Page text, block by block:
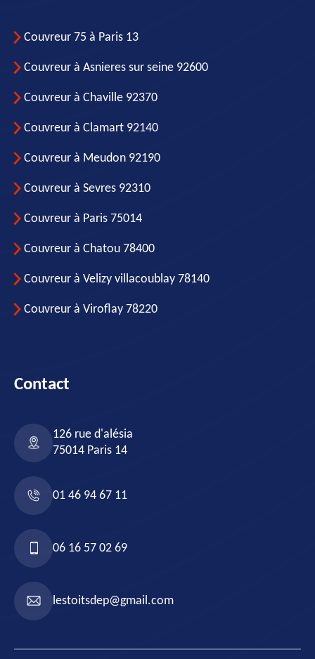
Couvreur 75 à Paris 13
Couvreur à Asnieres sur seine 92600
Couvreur à Chaville 92370
Couvreur à Clamart 92140
Couvreur à Meudon 92190
Couvreur à Sevres 92310
Couvreur à Paris 75014
Couvreur à Chatou 78400
Couvreur à Velizy villacoublay 78140
Couvreur à Viroflay 78220
Contact
126 rue d'alésia
75014 Paris 14
01 46 94 67 11
06 16 57 02 69
lestoitsdep@gmail.com